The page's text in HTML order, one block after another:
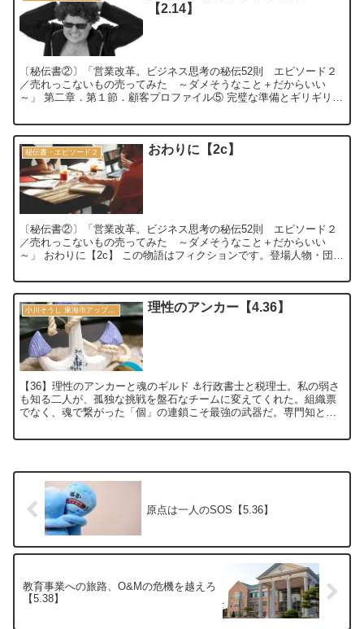
【2.14】
〔秘伝書②〕「営業改革。ビジネス思考の秘伝52則 エピソード２
／売れっこないもの売ってみた ～ダメそうなこと＋だからいい
～」 第二章．第１節．顧客プロファイル⑤ 完璧な準備とギリギリ観
秘伝書・エピソード２ おわりに【2c】
〔秘伝書②〕「営業改革。ビジネス思考の秘伝52則 エピソード２
／売れっこないもの売ってみた ～ダメそうなこと＋だからいい
～」 おわりに【2c】 この物語はフィクションです。登場人物・団
小川そうし 東海市アップデート宣言 2030 理性のアンカー【4.36】
【36】理性のアンカーと魂のギルド ⚓行政書士と税理士。私の弱さ
も知る二人が、孤独な挑戦を盤石なチームに変えてくれた。組織票
でなく、魂で繋がった「個」の連鎖こそ最強の武器だ。専門知と熱
原点は一人のSOS【5.36】
教育事業への旅路、O&Mの危機を越えろ
【5.38】